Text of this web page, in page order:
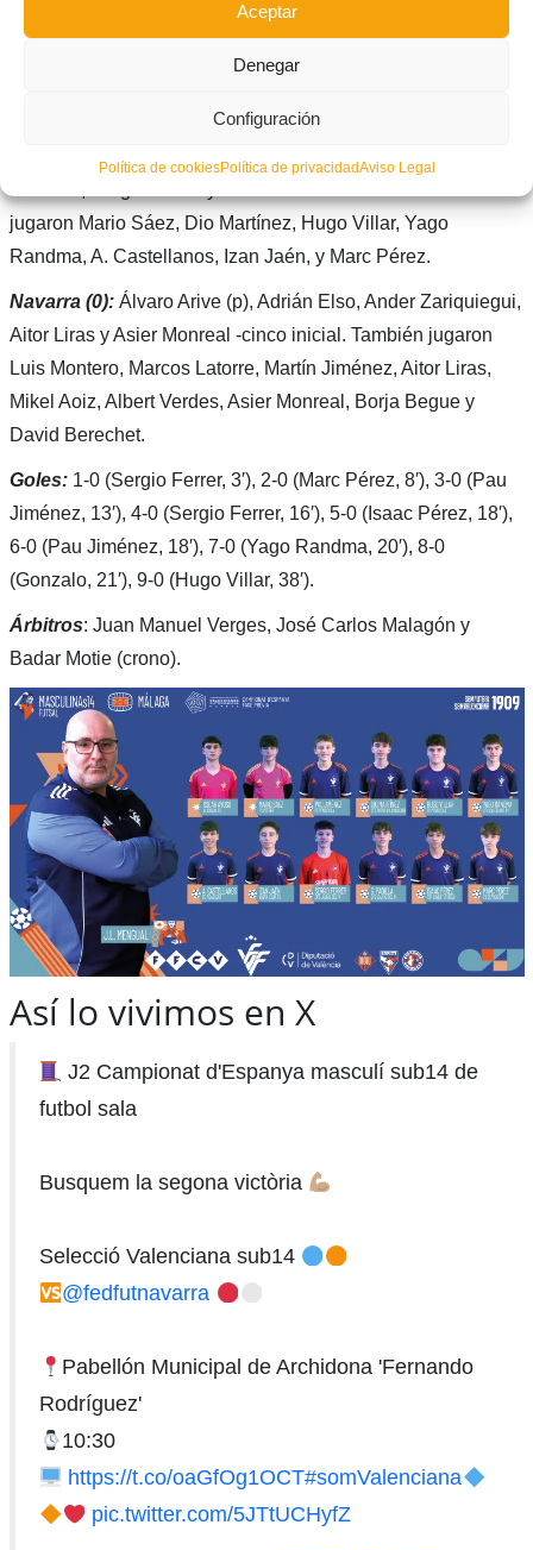
Aceptar
Denegar
Configuración
Política de cookiesPolítica de privacidadAviso Legal
mete el último gol del encuentro ante
Selecció Valenciana
: Óscar Ayuso, Isaac Pérez, Pau
jugaron Mario Sáez, Dio Martínez, Hugo Villar, Yago
Randma, A. Castellanos, Izan Jaén, y Marc Pérez.
Navarra (0):Álvaro Arive (p), Adrián Elso, Ander Zariquiegui,
Aitor Liras y Asier Monreal -cinco inicial. También jugaron
Luis Montero, Marcos Latorre, Martín Jiménez, Aitor Liras,
Mikel Aoiz, Albert Verdes, Asier Monreal, Borja Begue y
David Berechet.
Goles:1-0 (Sergio Ferrer, 3′), 2-0 (Marc Pérez, 8′), 3-0 (Pau
Jiménez, 13′), 4-0 (Sergio Ferrer, 16′), 5-0 (Isaac Pérez, 18′),
6-0 (Pau Jiménez, 18′), 7-0 (Yago Randma, 20′), 8-0
(Gonzalo, 21′), 9-0 (Hugo Villar, 38′).
Árbitros: Juan Manuel Verges, José Carlos Malagón y
Badar Motie (crono).
Así lo vivimos en X
J2 Campionat d'Espanya masculí sub14 de
futbol sala
Busquem la segona victòria
Selecció Valenciana sub14
@fedfutnavarra
Pabellón Municipal de Archidona 'Fernando
Rodríguez'
10:30
https://t.co/oaGfOg1OCT#somValenciana
pic.twitter.com/5JTtUCHyfZ